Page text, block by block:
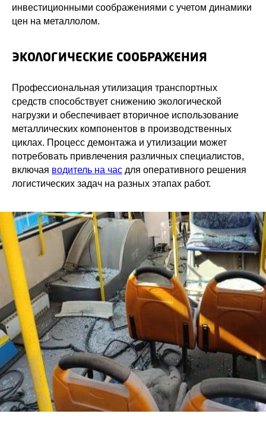
инвестиционными соображениями с учетом динамики
цен на металлолом.
ЭКОЛОГИЧЕСКИЕ СООБРАЖЕНИЯ
Профессиональная утилизация транспортных
средств способствует снижению экологической
нагрузки и обеспечивает вторичное использование
металлических компонентов в производственных
циклах. Процесс демонтажа и утилизации может
потребовать привлечения различных специалистов,
включая водитель на час для оперативного решения
логистических задач на разных этапах работ.